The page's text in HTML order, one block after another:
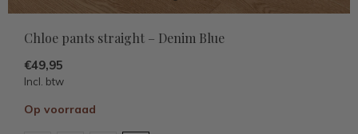
Chloe pants straight – Denim Blue
€49,95
Incl. btw
Op voorraad